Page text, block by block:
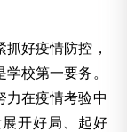
好疫情防控，
校第一要务。
力在疫情考验中
开好局、起好